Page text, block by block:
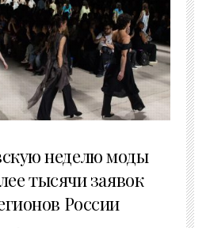
неделю моды
тысячи заявок
России